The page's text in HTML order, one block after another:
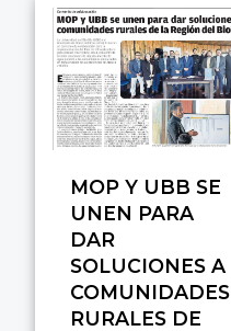
MOP Y UBB SE
UNEN PARA
DAR
SOLUCIONES A
COMUNIDADES
RURALES DE